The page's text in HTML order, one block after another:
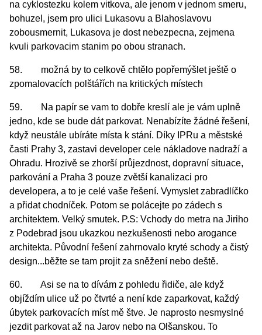
na cyklostezku kolem vitkova, ale jenom v jednom smeru,
bohuzel, jsem pro ulici Lukasovu a Blahoslavovu
zobousmernit, Lukasova je dost nebezpecna, zejmena
kvuli parkovacim stanim po obou stranach.
58. možná by to celkově chtělo popřemýšlet ještě o
zpomalovacích polštářích na kritických místech
59. Na papír se vam to dobře kreslí ale je vám uplně
jedno, kde se bude dát parkovat. Nenabízíte žádné řešení,
když neustále ubíráte místa k stání. Díky IPRu a městské
časti Prahy 3, zastavi developer cele nákladove nadraží a
Ohradu. Hrozivě se zhorší průjezdnost, dopravní situace,
parkování a Praha 3 pouze zvětší kanalizaci pro
developera, a to je celé vaše řešení. Vymyslet zabradlíčko
a přidat chodníček. Potom se polácejte po zádech s
architektem. Velký smutek. P.S: Vchody do metra na Jiriho
z Podebrad jsou ukazkou nezkušenosti nebo arogance
architekta. Původní řešení zahrnovalo kryté schody a čistý
design...běžte se tam projit za sněžení nebo deště.
60. Asi se na to dívám z pohledu řidiče, ale když
objíždím ulice už po čtvrté a není kde zaparkovat, každý
úbytek parkovacích míst mě štve. Je naprosto nesmyslné
jezdit parkovat až na Jarov nebo na Olšanskou. To